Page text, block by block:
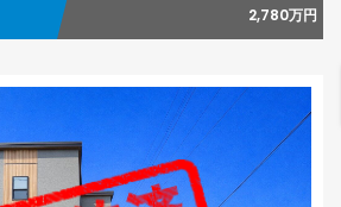
2,780万円